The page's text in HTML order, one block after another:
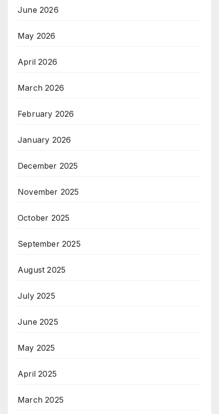
June 2026
May 2026
April 2026
March 2026
February 2026
January 2026
December 2025
November 2025
October 2025
September 2025
August 2025
July 2025
June 2025
May 2025
April 2025
March 2025